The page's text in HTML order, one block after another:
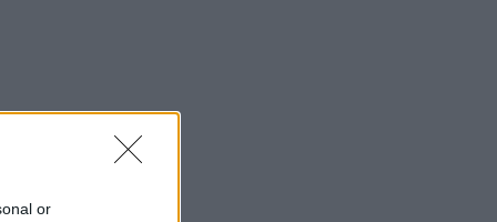
or